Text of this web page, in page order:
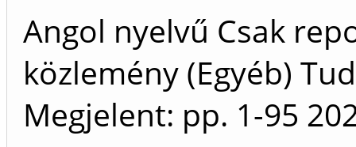
Angol nyelvű Csak
közlemény (Egyéb)
Megjelent: pp. 1-95